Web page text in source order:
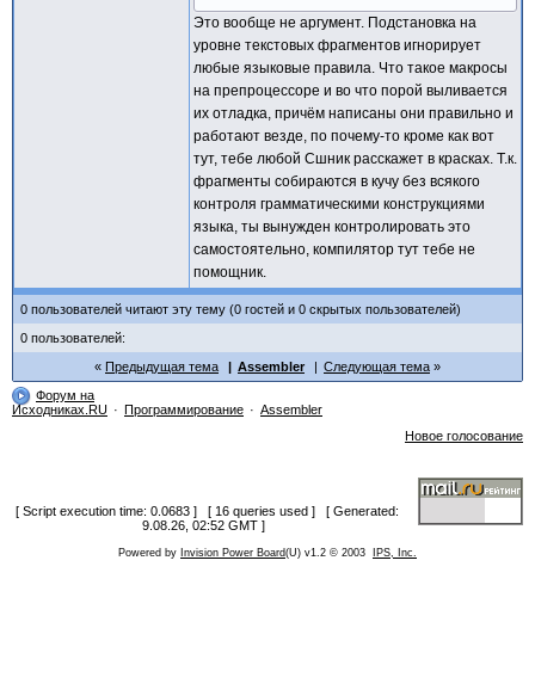
Это вообще не аргумент. Подстановка на
уровне текстовых фрагментов игнорирует
любые языковые правила. Что такое макросы
на препроцессоре и во что порой выливается
их отладка, причём написаны они правильно и
работают везде, по почему-то кроме как вот
тут, тебе любой Cшник расскажет в красках. Т.к.
фрагменты собираются в кучу без всякого
контроля грамматическими конструкциями
языка, ты вынужден контролировать это
самостоятельно, компилятор тут тебе не
помощник.
0 пользователей читают эту тему (0 гостей и 0 скрытых пользователей)
0 пользователей:
Предыдущая тема
Assembler
Следующая тема
Форум на
Исходниках.RU
Программирование
Assembler
Новое голосование
[ Script execution time: 0.0683 ] [ 16 queries used ] [ Generated:
9.08.26, 02:52 GMT ]
Powered by Invision Power Board(U) v1.2 © 2003 IPS, Inc.